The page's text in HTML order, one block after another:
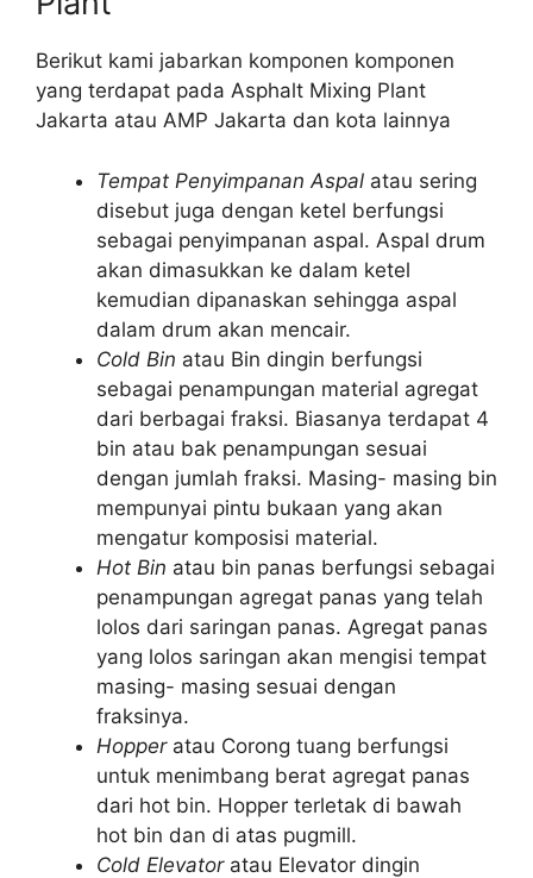
Berikut kami jabarkan komponen komponen
yang terdapat pada Asphalt Mixing Plant
Jakarta atau AMP Jakarta dan kota lainnya
Tempat Penyimpanan Aspal atau sering
disebut juga dengan ketel berfungsi
sebagai penyimpanan aspal. Aspal drum
akan dimasukkan ke dalam ketel
kemudian dipanaskan sehingga aspal
dalam drum akan mencair.
Cold Bin atau Bin dingin berfungsi
sebagai penampungan material agregat
dari berbagai fraksi. Biasanya terdapat 4
bin atau bak penampungan sesuai
dengan jumlah fraksi. Masing- masing bin
mempunyai pintu bukaan yang akan
mengatur komposisi material.
Hot Bin atau bin panas berfungsi sebagai
penampungan agregat panas yang telah
lolos dari saringan panas. Agregat panas
yang lolos saringan akan mengisi tempat
masing- masing sesuai dengan
fraksinya.
Hopper atau Corong tuang berfungsi
untuk menimbang berat agregat panas
dari hot bin. Hopper terletak di bawah
hot bin dan di atas pugmill.
Cold Elevator atau Elevator dingin